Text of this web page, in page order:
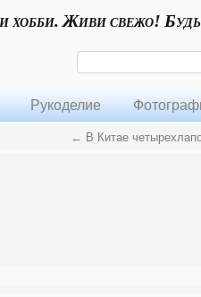
хобби. Живи свежо!
Рукоделие
← В Китае